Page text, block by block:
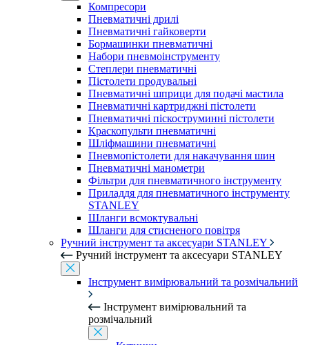
Компресори
Пневматичні дрилі
Пневматичні гайковерти
Бормашинки пневматичні
Набори пневмоінструменту
Степлери пневматичні
Пістолети продувальні
Пневматичні шприци для подачі мастила
Пневматичні картриджні пістолети
Пневматичні піскоструминні пістолети
Краскопульти пневматичні
Шліфмашини пневматичні
Пневмопістолети для накачування шин
Пневматичні манометри
Фільтри для пневматичного інструменту
Приладдя для пневматичного інструменту
STANLEY
Шланги всмоктувальні
Шланги для стисненого повітря
Ручний інструмент та аксесуари STANLEY
Ручний інструмент та аксесуари STANLEY
Інструмент вимірювальний та розмічальний
Інструмент вимірювальний та
розмічальний